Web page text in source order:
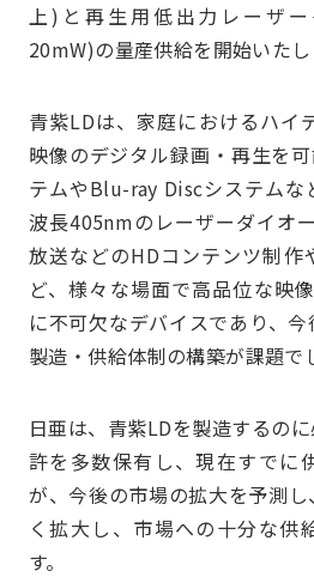
上)と再生用低出力レーザ
20mW)の量産供給を開始いたし
青紫LDは、家庭におけるハイ
映像のデジタル録画・再生を
テムやBlu-ray Discシステムな
波長405nmのレーザーダイオ
放送などのHDコンテンツ制作
ど、様々な場面で高品位な映
に不可欠なデバイスであり、
製造・供給体制の構築が課題で
日亜は、青紫LDを製造するの
許を多数保有し、現在すでに
が、今後の市場の拡大を予測
く拡大し、市場への十分な供
す。